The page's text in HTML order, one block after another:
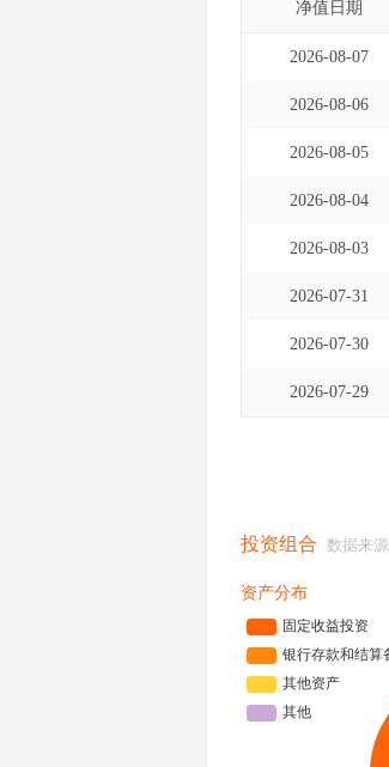
净值日期
2026-08-07
2026-08-06
2026-08-05
2026-08-04
2026-08-03
2026-07-31
2026-07-30
2026-07-29
投资组合 数据来
资产分布